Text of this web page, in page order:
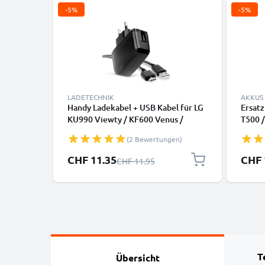
-5%
LADETECHNIK
Handy Ladekabel + USB Kabel für LG
KU990 Viewty / KF600 Venus /
Renoir / KG320s Smartphone - 1A /
1000mA 18 Pin Connector Ladegerät
1m, Handyladekabel
(2 Bewertungen)
Sonderpreis
CHF 11.35Regulärer Preis
CHF 11.95
-5%
AKKUS
T500
LGIP-
CHF
Übersicht